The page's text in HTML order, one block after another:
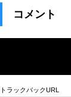
コメント
トラックバックURL